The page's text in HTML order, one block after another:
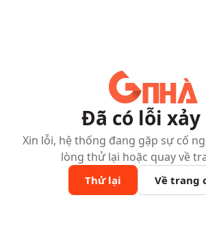
Đã có lỗi xảy
Xin lỗi, hệ thống đang gặp sự cố
lòng thử lại hoặc quay về
Thử lại Về trang